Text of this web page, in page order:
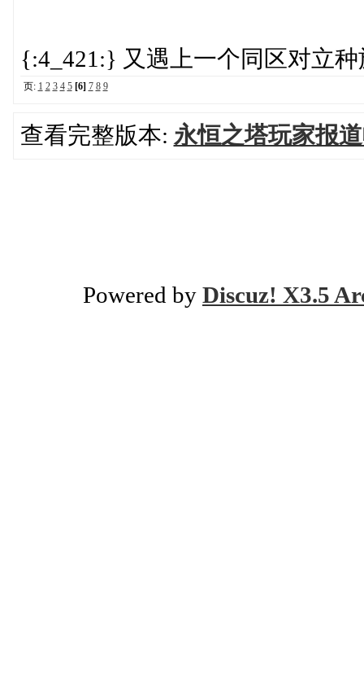
{:4_421:} 又遇上一个同区对立种
页: 1 2 3 4 5 [6] 7 8 9
查看完整版本: 永恒之塔玩家报
Powered by Discuz! X3.5